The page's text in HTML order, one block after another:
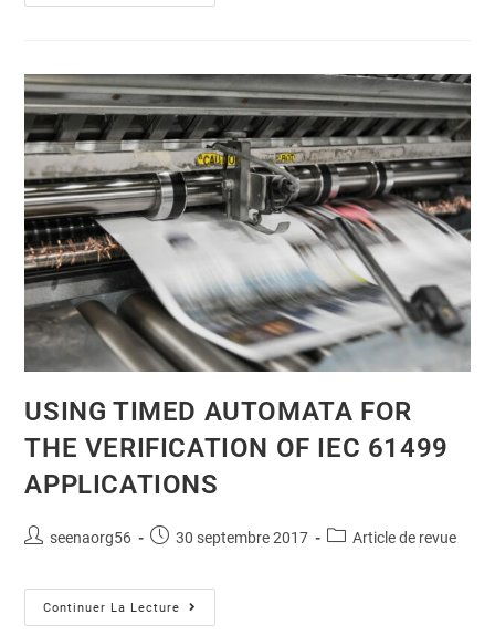
USING TIMED AUTOMATA FOR
THE VERIFICATION OF IEC 61499
APPLICATIONS
seenaorg56 30 septembre 2017 Article de revue
Continuer La Lecture